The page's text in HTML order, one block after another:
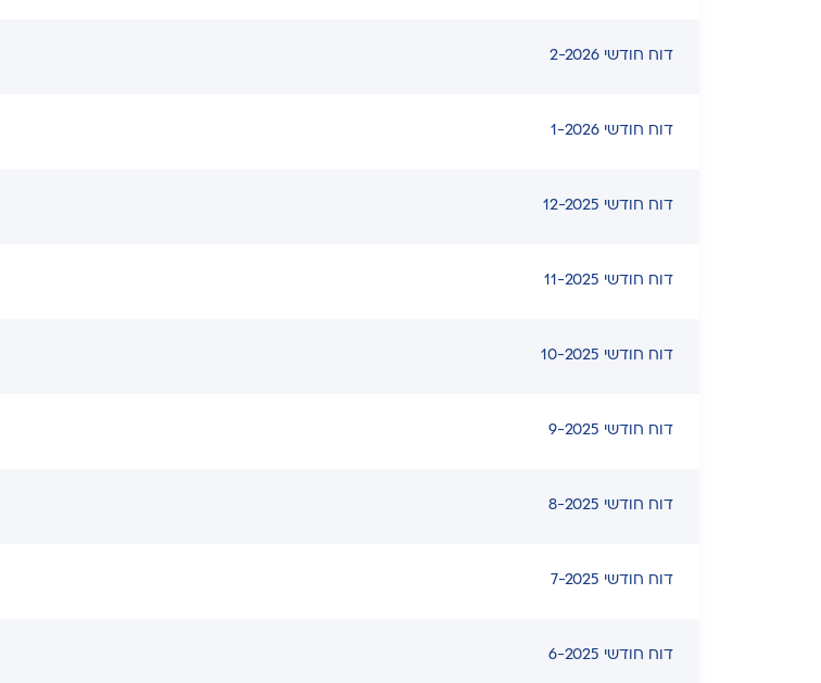
דוח חודשי 2-2026
דוח חודשי 1-2026
דוח חודשי 12-2025
דוח חודשי 11-2025
דוח חודשי 10-2025
דוח חודשי 9-2025
דוח חודשי 8-2025
דוח חודשי 7-2025
דוח חודשי 6-2025